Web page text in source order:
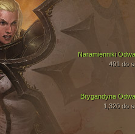
Brygandyna
1,320 do
Naramienniki
491 do